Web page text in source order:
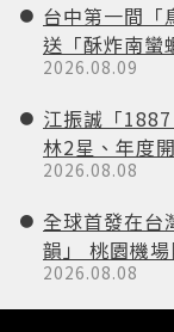
台中第一間「
送「酥炸南蠻
2026.08.09
江振誠「
林2星、年度
2026.08.08
全球首發在
韻」 桃園機
2026.08.08